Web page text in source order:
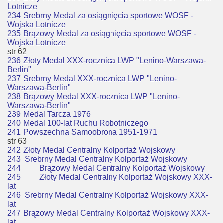
Lotnicze
234 Srebrny Medal za osiągnięcia sportowe WOSF -
Wojska Lotnicze
235 Brązowy Medal za osiągnięcia sportowe WOSF -
Wojska Lotnicze
str 62
236 Złoty Medal XXX-rocznica LWP "Lenino-Warszawa-
Berlin"
237 Srebrny Medal XXX-rocznica LWP "Lenino-
Warszawa-Berlin"
238 Brązowy Medal XXX-rocznica LWP "Lenino-
Warszawa-Berlin"
239 Medal Tarcza 1976
240 Medal 100-lat Ruchu Robotniczego
241 Powszechna Samoobrona 1951-1971
str 63
242 Złoty Medal Centralny Kolportaż Wojskowy
243 Srebrny Medal Centralny Kolportaż Wojskowy
244
Brązowy Medal Centralny Kolportaż Wojskowy
245
Złoty Medal Centralny Kolportaż Wojskowy XXX-
lat
246 Srebrny Medal Centralny Kolportaż Wojskowy XXX-
lat
247 Brązowy Medal Centralny Kolportaż Wojskowy XXX-